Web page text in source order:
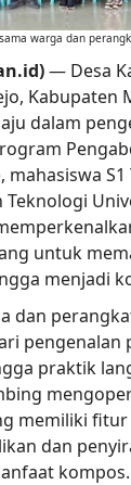
warga dan
— Desa
Kabupaten
dalam
mahasiswa
Teknologi
untuk
menjadi
dan
pengenalan
praktik
memiliki
dan
kompos.